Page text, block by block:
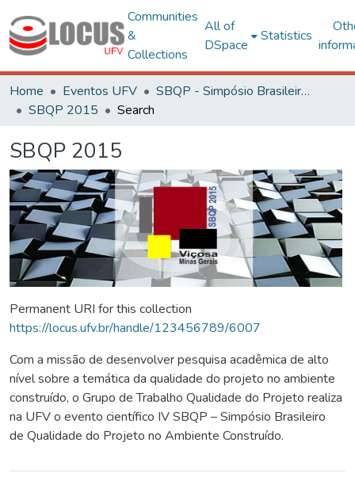
Communities
&
Collections
All of
DSpace
Statistics
Home Eventos UFV
SBQP - Simpósio Brasileiro de Qualidade do Projeto no Ambiente Construído
SBQP 2015
Search
SBQP 2015
Permanent URI for this collection
https://locus.ufv.br/handle/123456789/6007
Com a missão de desenvolver pesquisa acadêmica de alto
nível sobre a temática da qualidade do projeto no ambiente
construído, o Grupo de Trabalho Qualidade do Projeto realiza
na UFV o evento científico IV SBQP – Simpósio Brasileiro
de Qualidade do Projeto no Ambiente Construído.